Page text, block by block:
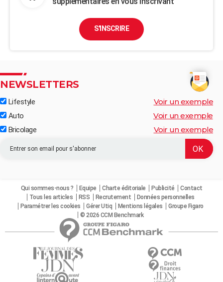
S'INSCRIRE
NEWSLETTERS
Lifestyle Voir un exemple
Auto Voir un exemple
Bricolage Voir un exemple
Qui sommes-nous ? Equipe Charte éditoriale Publicité
Contact
Tous les articles
RSS Recrutement
Données personnelles
Paramétrer les cookies
Gérer Utiq Mentions légales
Groupe Figaro
© 2026 CCM Benchmark